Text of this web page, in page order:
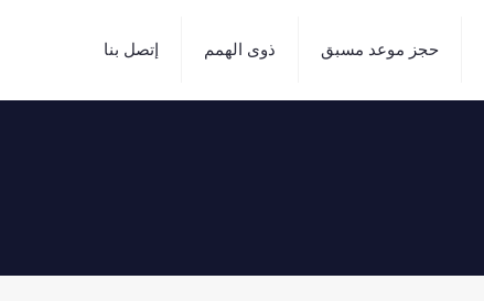
حجز موعد مسبق ذوى الهمم إتصل بنا